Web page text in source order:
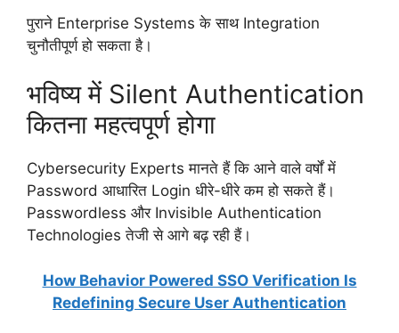
पुराने Enterprise Systems के साथ Integration
चुनौतीपूर्ण हो सकता है।
भविष्य में Silent Authentication
कितना महत्वपूर्ण होगा
Cybersecurity Experts मानते हैं कि आने वाले वर्षों में
Password आधारित Login धीरे-धीरे कम हो सकते हैं।
Passwordless और Invisible Authentication
Technologies तेजी से आगे बढ़ रही हैं।
How Behavior Powered SSO Verification Is
Redefining Secure User Authentication